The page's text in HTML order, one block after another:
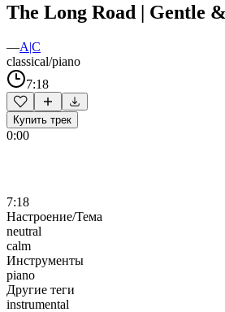
The Long Road | Gentle
—A|C
classical/piano
7:18
Купить трек
0:00
7:18
Настроение/Тема
neutral
calm
Инструменты
piano
Другие теги
instrumental